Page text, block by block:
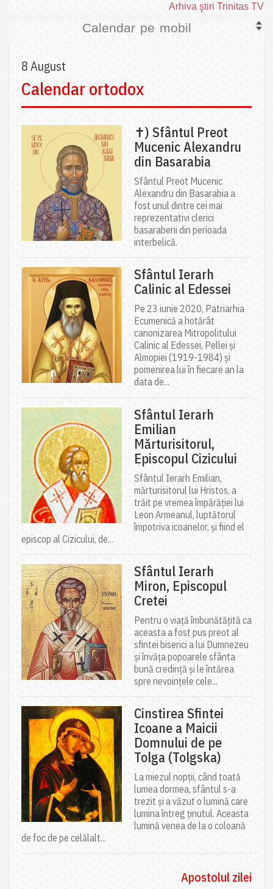
Arhiva ştiri Trinitas TV
Calendar pe mobil
8 August
Calendar ortodox
✝) Sfântul Preot
Mucenic Alexandru
din Basarabia
Sfântul Preot Mucenic
Alexandru din Basarabia a
fost unul dintre cei mai
reprezentativi clerici
basarabeni din perioada
interbelică.
Sfântul Ierarh
Calinic al Edessei
Pe 23 iunie 2020, Patriarhia
Ecumenică a hotărât
canonizarea Mitropolitului
Calinic al Edessei, Pellei și
Almopiei (1919-1984) și
pomenirea lui în fiecare an la
data de...
Sfântul Ierarh
Emilian
Mărturisitorul,
Episcopul Cizicului
Sfântul Ierarh Emilian,
mărturisitorul lui Hristos, a
trăit pe vremea împărăției lui
Leon Armeanul, luptătorul
împotriva icoanelor, și fiind el
episcop al Cizicului, de...
Sfântul Ierarh
Miron, Episcopul
Cretei
Pentru o viață îmbunătățită ca
aceasta a fost pus preot al
sfintei biserici a lui Dumnezeu
și învăța popoarele sfânta
bună credință și le întărea
spre nevoințele cele...
Cinstirea Sfintei
Icoane a Maicii
Domnului de pe
Tolga (Tolgska)
La miezul nopții, când toată
lumea dormea, sfântul s-a
trezit și a văzut o lumină care
lumina întreg ținutul. Aceasta
lumină venea de la o coloană
de foc de pe celălalt...
Apostolul zilei